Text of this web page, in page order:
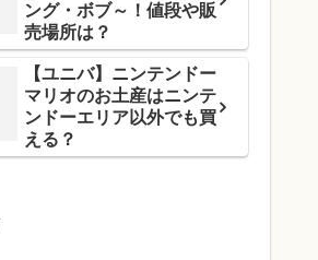
ング・ボブ～！値段や販
売場所は？
【ユニバ】ニンテンドー
マリオのお土産はニンテ
ンドーエリア以外でも買
える？